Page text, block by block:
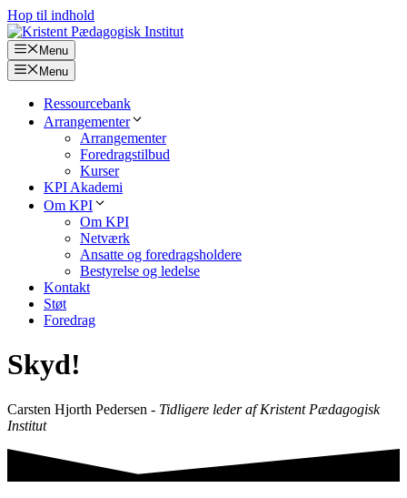
Hop til indhold
Menu
Menu
Ressourcebank
Arrangementer
Arrangementer
Foredragstilbud
Kurser
KPI Akademi
Om KPI
Om KPI
Netværk
Ansatte og foredragsholdere
Bestyrelse og ledelse
Kontakt
Støt
Foredrag
Skyd!
Carsten Hjorth Pedersen - Tidligere leder af Kristent Pædagogisk
Institut